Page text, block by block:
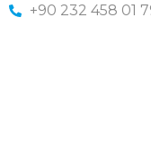
+90 232 458 01